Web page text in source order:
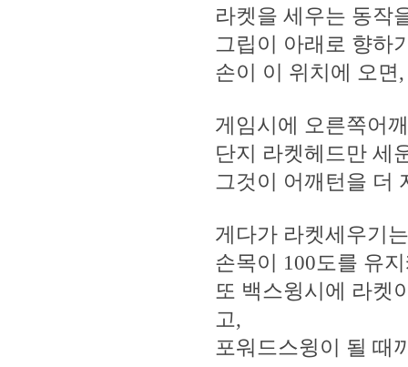
라켓을 세우는 동작
그립이 아래로 향하
손이 이 위치에 오면
게임시에 오른쪽어
단지 라켓헤드만 세
그것이 어깨턴을 더
게다가 라켓세우기는
손목이 100도를 유
또 백스윙시에 라켓
고,
포워드스윙이 될 때